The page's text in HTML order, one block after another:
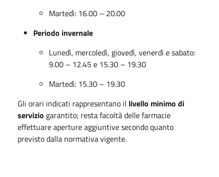
Martedì: 16.00 – 20.00
Periodo invernale
Lunedì, mercoledì, giovedì, venerdì e sabato:
9.00 – 12.45 e 15.30 – 19.30
Martedì: 15.30 – 19.30
Gli orari indicati rappresentano il livello minimo di
servizio garantito; resta facoltà delle farmacie
effettuare aperture aggiuntive secondo quanto
previsto dalla normativa vigente.